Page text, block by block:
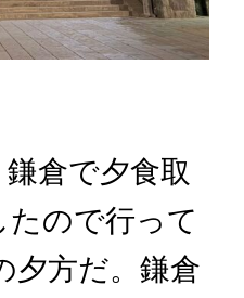
倉で夕食取
ので行って
夕方だ。鎌倉